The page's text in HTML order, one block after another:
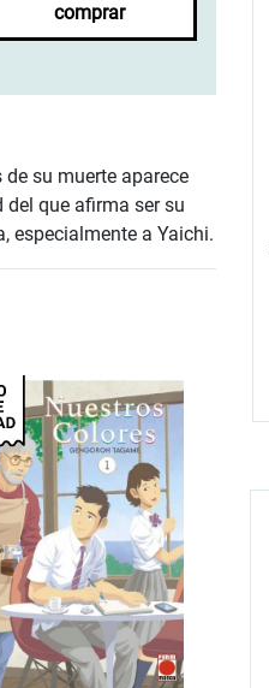
comprar
su muerte aparece
que afirma ser su
especialmente a Yaichi.